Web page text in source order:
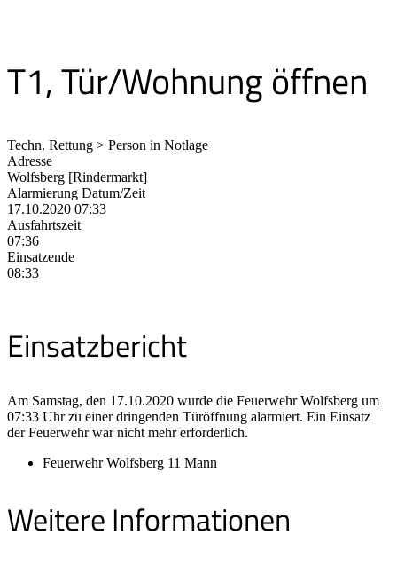
T1, Tür/Wohnung öffnen
Techn. Rettung > Person in Notlage
Adresse
Wolfsberg [Rindermarkt]
Alarmierung Datum/Zeit
17.10.2020 07:33
Ausfahrtszeit
07:36
Einsatzende
08:33
Einsatzbericht
Am Samstag, den 17.10.2020 wurde die Feuerwehr Wolfsberg um
07:33 Uhr zu einer dringenden Türöffnung alarmiert. Ein Einsatz
der Feuerwehr war nicht mehr erforderlich.
Feuerwehr Wolfsberg 11 Mann
Weitere Informationen